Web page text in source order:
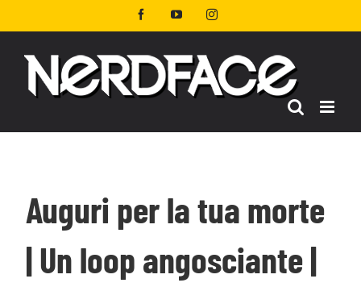
al
FacebookYouTubeInstagram
Auguri per la tua morte
| Un loop angosciante |